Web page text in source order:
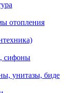
отопления
сифоны
унитазы, биде